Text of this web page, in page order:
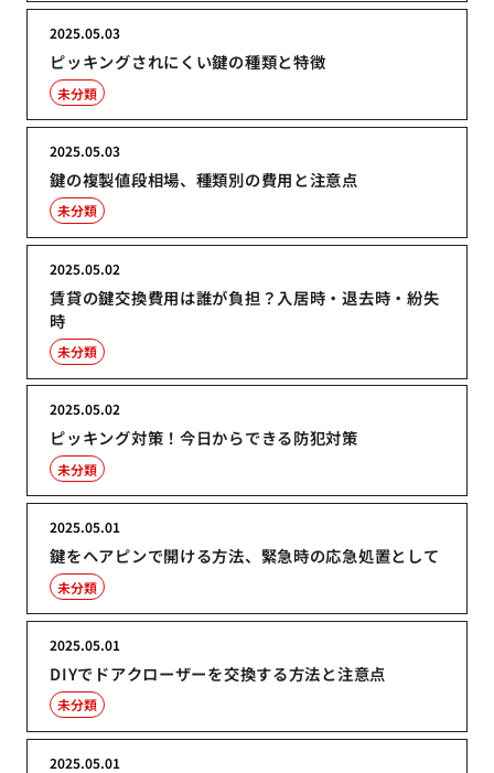
ピッキングされにくい鍵の種類と特徴
2025.05.03
未分類
鍵の複製値段相場、種類別の費用と注意点
2025.05.03
未分類
賃貸の鍵交換費用は誰が負担？入居時・退去時・紛失
時
2025.05.02
未分類
ピッキング対策！今日からできる防犯対策
2025.05.02
未分類
鍵をヘアピンで開ける方法、緊急時の応急処置として
2025.05.01
未分類
DIYでドアクローザーを交換する方法と注意点
2025.05.01
未分類
2025.05.01